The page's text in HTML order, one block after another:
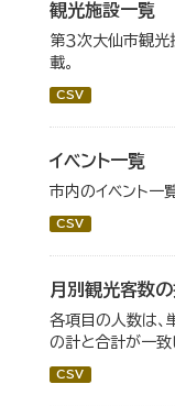
観光施設一覧
第３次大仙市観光
載。
CSV
イベント一覧
市内のイベント一
CSV
月別観光客数
各項目の人数は、
の計と合計が一致
CSV